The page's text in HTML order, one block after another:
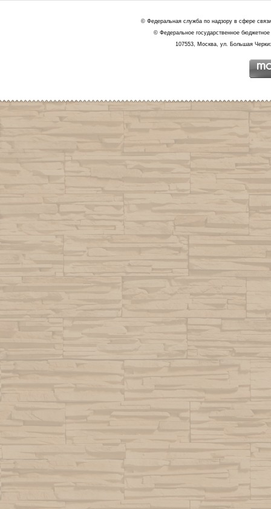
© Федеральная служба по надзору в сфере
© Федеральное государственное
107553, Москва, ул. Большая